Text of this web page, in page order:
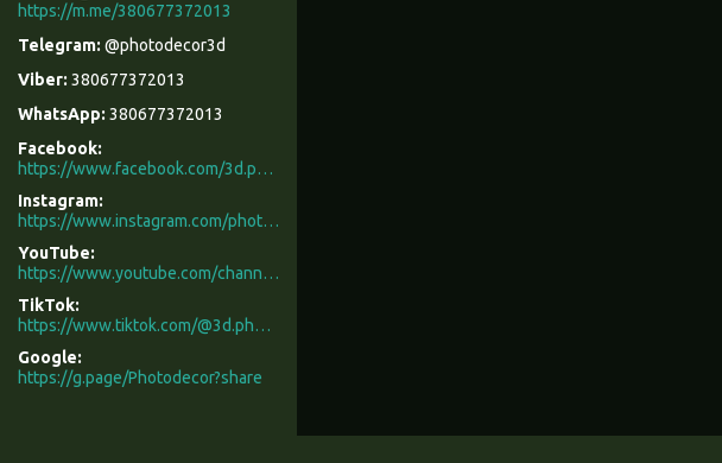
https://m.me/380677372013
@photodecor3d
380677372013
380677372013
Facebook
https://www.facebook.com/3d.photodecor/
Instagram
https://www.instagram.com/photodecor.com.ua/
YouTube
https://www.youtube.com/channel/UCXCUerfqRY1Pw7-IptdbqyA/videos
TikTok
https://www.tiktok.com/@3d.photodecor?is_from_webapp=1&sender_device=pc
Google
https://g.page/Photodecor?share